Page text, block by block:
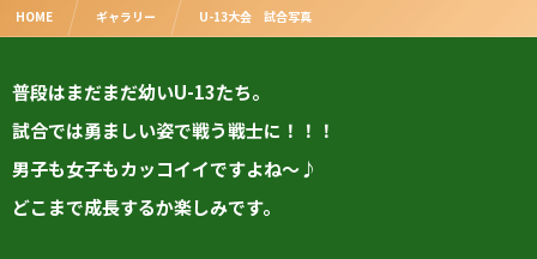
HOME ギャラリー U-13大会 試合写真
普段はまだまだ幼いU-13たち。
試合では勇ましい姿で戦う戦士に！！！
男子も女子もカッコイイですよね～♪
どこまで成長するか楽しみです。